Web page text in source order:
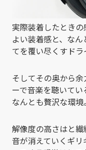
実際装着したとき
よい装着感と、な
てを覆い尽くすドラ
そしてその奥から
ーで音楽を聴いて
なんとも贅沢な環境。
解像度の高さはと繊
音が消えていくギ